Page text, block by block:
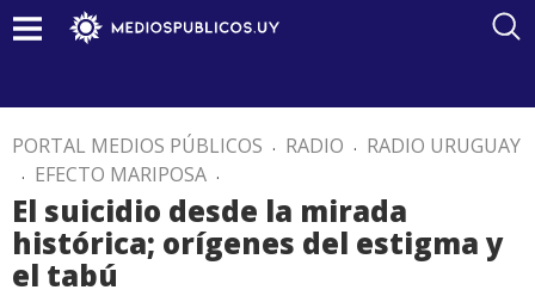
PORTAL MEDIOS PÚBLICOS . RADIO . RADIO URUGUAY
. EFECTO MARIPOSA .
El suicidio desde la mirada
histórica; orígenes del estigma y
el tabú